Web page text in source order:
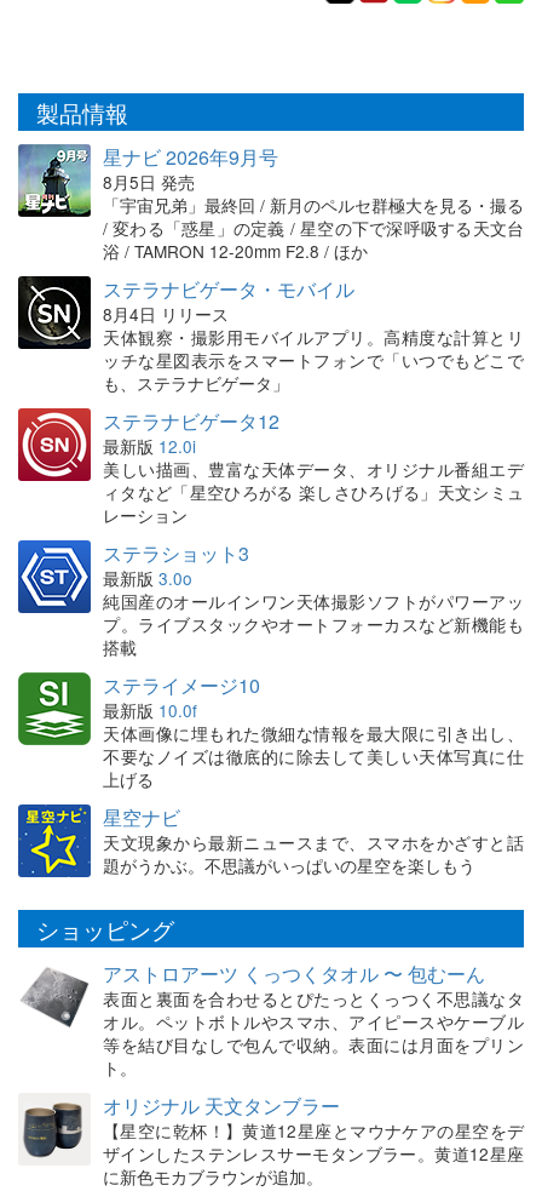
製品情報
星ナビ 2026年9月号
8月5日 発売
「宇宙兄弟」最終回 / 新月のペルセ群極大を見る・撮る
/ 変わる「惑星」の定義 / 星空の下で深呼吸する天文台
浴 / TAMRON 12-20mm F2.8 / ほか
ステラナビゲータ・モバイル
8月4日 リリース
天体観察・撮影用モバイルアプリ。高精度な計算とリ
ッチな星図表示をスマートフォンで「いつでもどこで
も、ステラナビゲータ」
ステラナビゲータ12
最新版 12.0i
美しい描画、豊富な天体データ、オリジナル番組エデ
ィタなど「星空ひろがる 楽しさひろげる」天文シミュ
レーション
ステラショット3
最新版 3.0o
純国産のオールインワン天体撮影ソフトがパワーアッ
プ。ライブスタックやオートフォーカスなど新機能も
搭載
ステライメージ10
最新版 10.0f
天体画像に埋もれた微細な情報を最大限に引き出し、
不要なノイズは徹底的に除去して美しい天体写真に仕
上げる
星空ナビ
天文現象から最新ニュースまで、スマホをかざすと話
題がうかぶ。不思議がいっぱいの星空を楽しもう
ショッピング
アストロアーツ くっつくタオル 〜 包むーん
表面と裏面を合わせるとぴたっとくっつく不思議なタ
オル。ペットボトルやスマホ、アイピースやケーブル
等を結び目なしで包んで収納。表面には月面をプリン
ト。
オリジナル 天文タンブラー
【星空に乾杯！】黄道12星座とマウナケアの星空をデ
ザインしたステンレスサーモタンブラー。黄道12星座
に新色モカブラウンが追加。